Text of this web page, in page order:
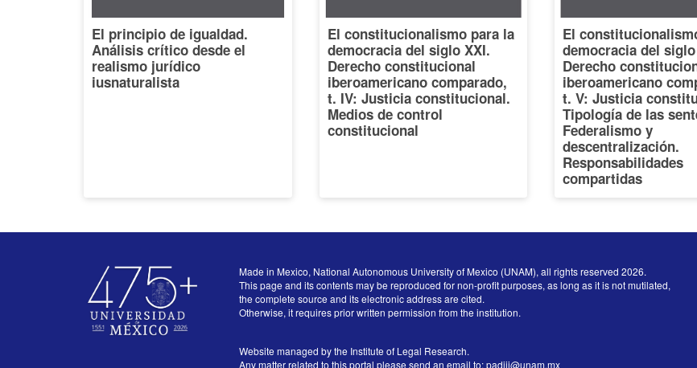
El principio de igualdad.
Análisis crítico desde el
realismo jurídico
iusnaturalista
El constitucionalismo para la
democracia del siglo XXI.
Derecho constitucional
iberoamericano comparado,
t. IV: Justicia constitucional.
Medios de control
constitucional
El
democracia del
Derecho
iberoamericano
t. V: Justicia
Tipología de las
Federalismo y
descentralización.
Responsabilidades
compartidas
Made in Mexico, National Autonomous University of Mexico (UNAM), all rights reserved 2026.
This page and its contents may be reproduced for non-profit purposes, as long as it is not mutilated,
the complete source and its electronic address are cited.
Otherwise, it requires prior written permission from the institution.
Website managed by the Institute of Legal Research.
Any matter related to this portal please send an email to:padiij@unam.mx